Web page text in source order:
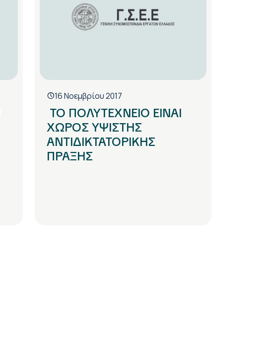
16 Νοεμβρίου 2017
ΤΟ ΠΟΛΥΤΕΧΝΕΙΟ ΕΙΝΑΙ
ΧΩΡΟΣ ΥΨΙΣΤΗΣ
ΑΝΤΙΔΙΚΤΑΤΟΡΙΚΗΣ
ΠΡΑΞΗΣ